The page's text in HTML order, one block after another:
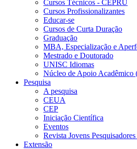
Cursos Técnicos - CEPRU
Cursos Profissionalizantes
Educar-se
Cursos de Curta Duração
Graduação
MBA, Especialização e
Mestrado e Doutorado
UNISC Idiomas
Núcleo de Apoio
Pesquisa
A pesquisa
CEUA
CEP
Iniciação Científica
Eventos
Revista Jovens
Extensão